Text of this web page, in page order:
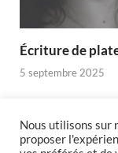
Écriture de
5 septembre 2025
Nous utilisons sur
proposer